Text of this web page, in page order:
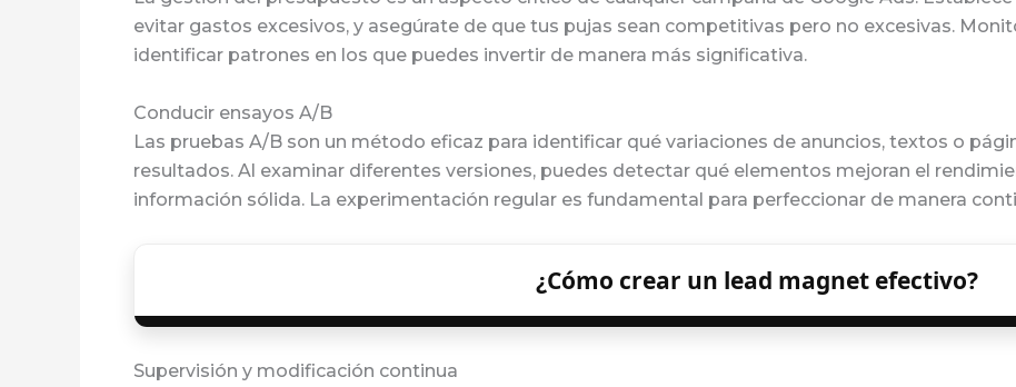
evitar gastos excesivos, y asegúrate de que tus pujas sean competitivas pero no excesivas.
identificar patrones en los que puedes invertir de manera más significativa.
Conducir ensayos A/B
Las pruebas A/B son un método eficaz para identificar qué variaciones de anuncios, textos o
resultados. Al examinar diferentes versiones, puedes detectar qué elementos mejoran el
información sólida. La experimentación regular es fundamental para perfeccionar de manera
¿Cómo crear un lead magnet efectivo?
Supervisión y modificación continua